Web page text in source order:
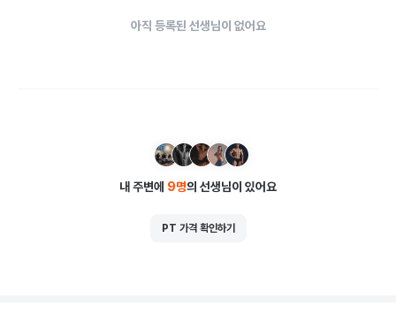
아직 등록된 선생님이 없어요
내 주변에 9명의 선생님이 있어요
PT 가격 확인하기